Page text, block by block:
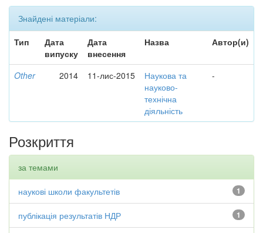
Знайдені матеріали:
Тип
Дата
випуску
Дата
внесення
Назва Автор(и)
Other 2014 11-лис-2015
Наукова та
науково-
технічна
діяльність
-
Розкриття
за темами
1
наукові школи факультетів
1
публікація результатів НДР